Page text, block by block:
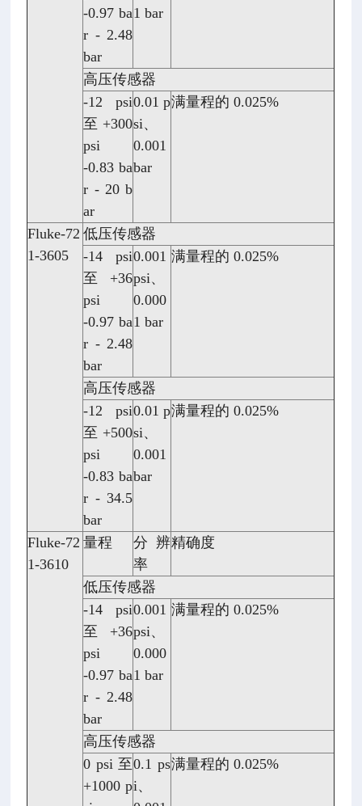
-0.97 ba
r - 2.48
bar
1 bar
高压传感器
-12 psi
至 +300
psi
-0.83 ba
r - 20 b
ar
0.01 p
si、
0.001
bar
满量程的 0.025%
Fluke-72
1-3605
低压传感器
-14 psi
至 +36
psi
-0.97 ba
r - 2.48
bar
0.001
psi、
0.000
1 bar
满量程的 0.025%
高压传感器
-12 psi
至 +500
psi
-0.83 ba
r - 34.5
bar
0.01 p
si、
0.001
bar
满量程的 0.025%
Fluke-72
1-3610
量程
分辨
率
精确度
低压传感器
-14 psi
至 +36
psi
-0.97 ba
r - 2.48
bar
0.001
psi、
0.000
1 bar
满量程的 0.025%
高压传感器
0 psi 至
+1000 p
0.1 ps
i、
满量程的 0.025%